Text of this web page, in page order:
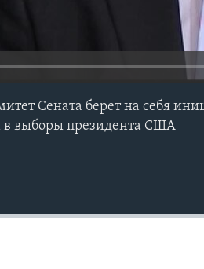
Сената берет на себя
в выборы президента США